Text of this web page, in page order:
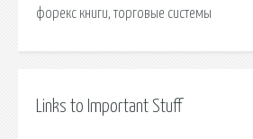
форекс книги, торговые системы
Links to Important Stuff